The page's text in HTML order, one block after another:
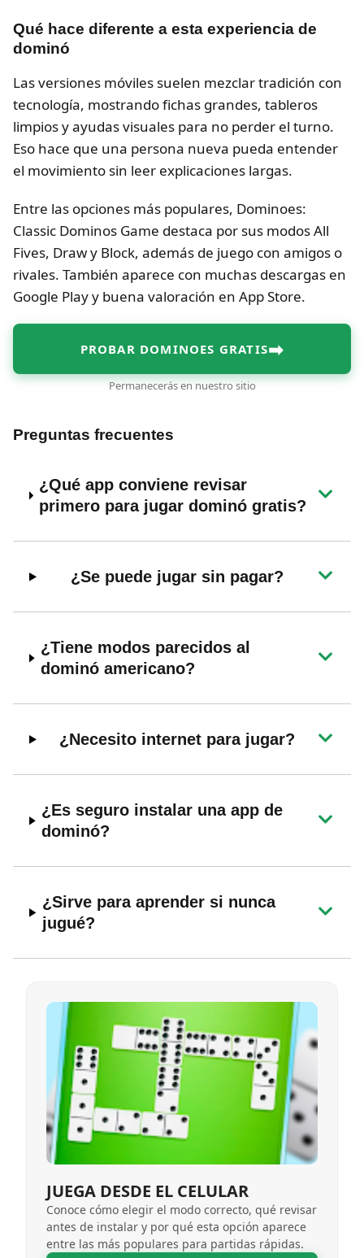
Qué hace diferente a esta experiencia de
dominó
Las versiones móviles suelen mezclar tradición con
tecnología, mostrando fichas grandes, tableros
limpios y ayudas visuales para no perder el turno.
Eso hace que una persona nueva pueda entender
el movimiento sin leer explicaciones largas.
Entre las opciones más populares, Dominoes:
Classic Dominos Game destaca por sus modos All
Fives, Draw y Block, además de juego con amigos o
rivales. También aparece con muchas descargas en
Google Play y buena valoración en App Store.
PROBAR DOMINOES GRATIS➡
Permanecerás en nuestro sitio
Preguntas frecuentes
¿Qué app conviene revisar
primero para jugar dominó gratis?
¿Se puede jugar sin pagar?
¿Tiene modos parecidos al
dominó americano?
¿Necesito internet para jugar?
¿Es seguro instalar una app de
dominó?
¿Sirve para aprender si nunca
jugué?
JUEGA DESDE EL CELULAR
Conoce cómo elegir el modo correcto, qué revisar
antes de instalar y por qué esta opción aparece
entre las más populares para partidas rápidas.